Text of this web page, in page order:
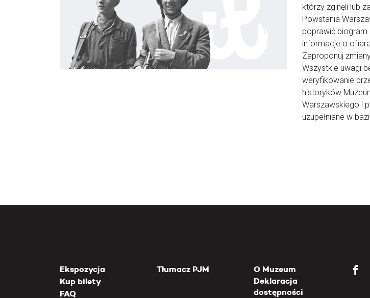
którzy zginęli lub
Powstania
poprawić biogram
informacje o
Zaproponuj
Wszystkie uwagi
weryfikowanie
historyków
Warszawskiego i
uzupełniane w
Ekspozycja
Kup bilety
FAQ
Tłumacz PJM
O Muzeum
Deklaracja
dostępności